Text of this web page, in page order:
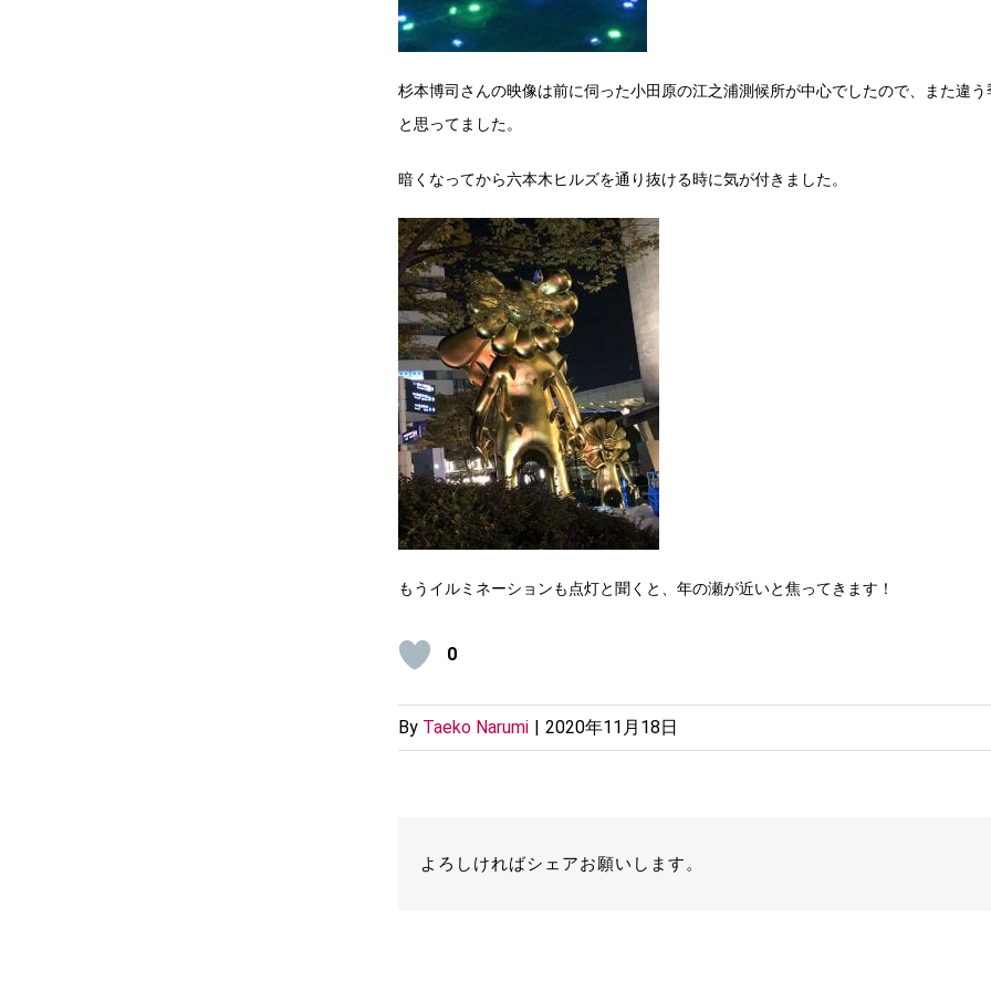
杉本博司さんの映像は前に伺った小田原の江之浦測候所が中心でしたので、また違
と思ってました。
暗くなってから六本木ヒルズを通り抜ける時に気が付きました。
もうイルミネーションも点灯と聞くと、年の瀬が近いと焦ってきます！
0
By Taeko Narumi | 2020年11月18日
よろしければシェアお願いします。